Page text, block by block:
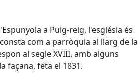
a Puig-reig, l'església és
com a parròquia al llarg de la
al segle XVIII, amb alguns
façana, feta el 1831.